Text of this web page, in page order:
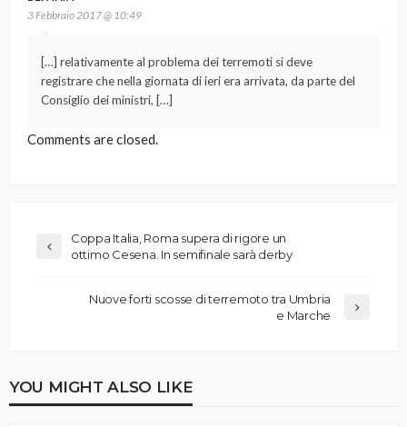
3 Febbraio 2017 @ 10:49
[…] relativamente al problema dei terremoti si deve
registrare che nella giornata di ieri era arrivata, da parte del
Consiglio dei ministri, […]
Comments are closed.
Coppa Italia, Roma supera di rigore un
ottimo Cesena. In semifinale sarà derby
Nuove forti scosse di terremoto tra Umbria
e Marche
YOU MIGHT ALSO LIKE